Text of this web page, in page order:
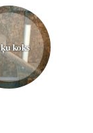
koks